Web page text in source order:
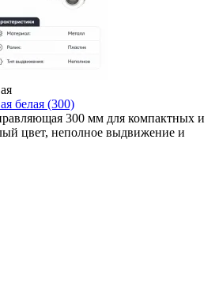
белая (300)
300 мм для компактных и
цвет, неполное выдвижение и